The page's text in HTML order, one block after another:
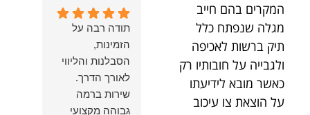
המקרים בהם חייב
מגלה שנפתח כלל
תיק ברשות לאכיפה
ולגבייה על חובותיו רק
כאשר מובא לידיעתו
על הוצאת צו עיכוב
הצלחה, ברכה
ובשורות טובות.
שמעון האן
משרד עורכי דין
ונוטריון
התהליך.
המקצועיות,
הסבלנות,
היסודיות
והאכפתיות שלו
בלטו מהרגע
ולשירותך בכל
עת גם בהמשך.
שמעון האן
משרד עורכי דין
ונוטריון
תודה רבה על
הזמינות,
הסבלנות והליווי
שירות ברמה
גבוהה מקצועי